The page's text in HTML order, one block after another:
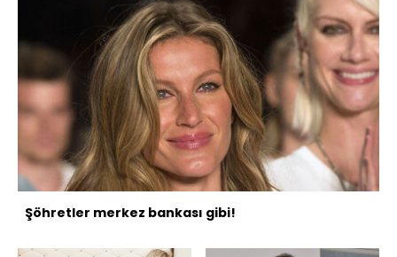
Şöhretler merkez bankası gibi!